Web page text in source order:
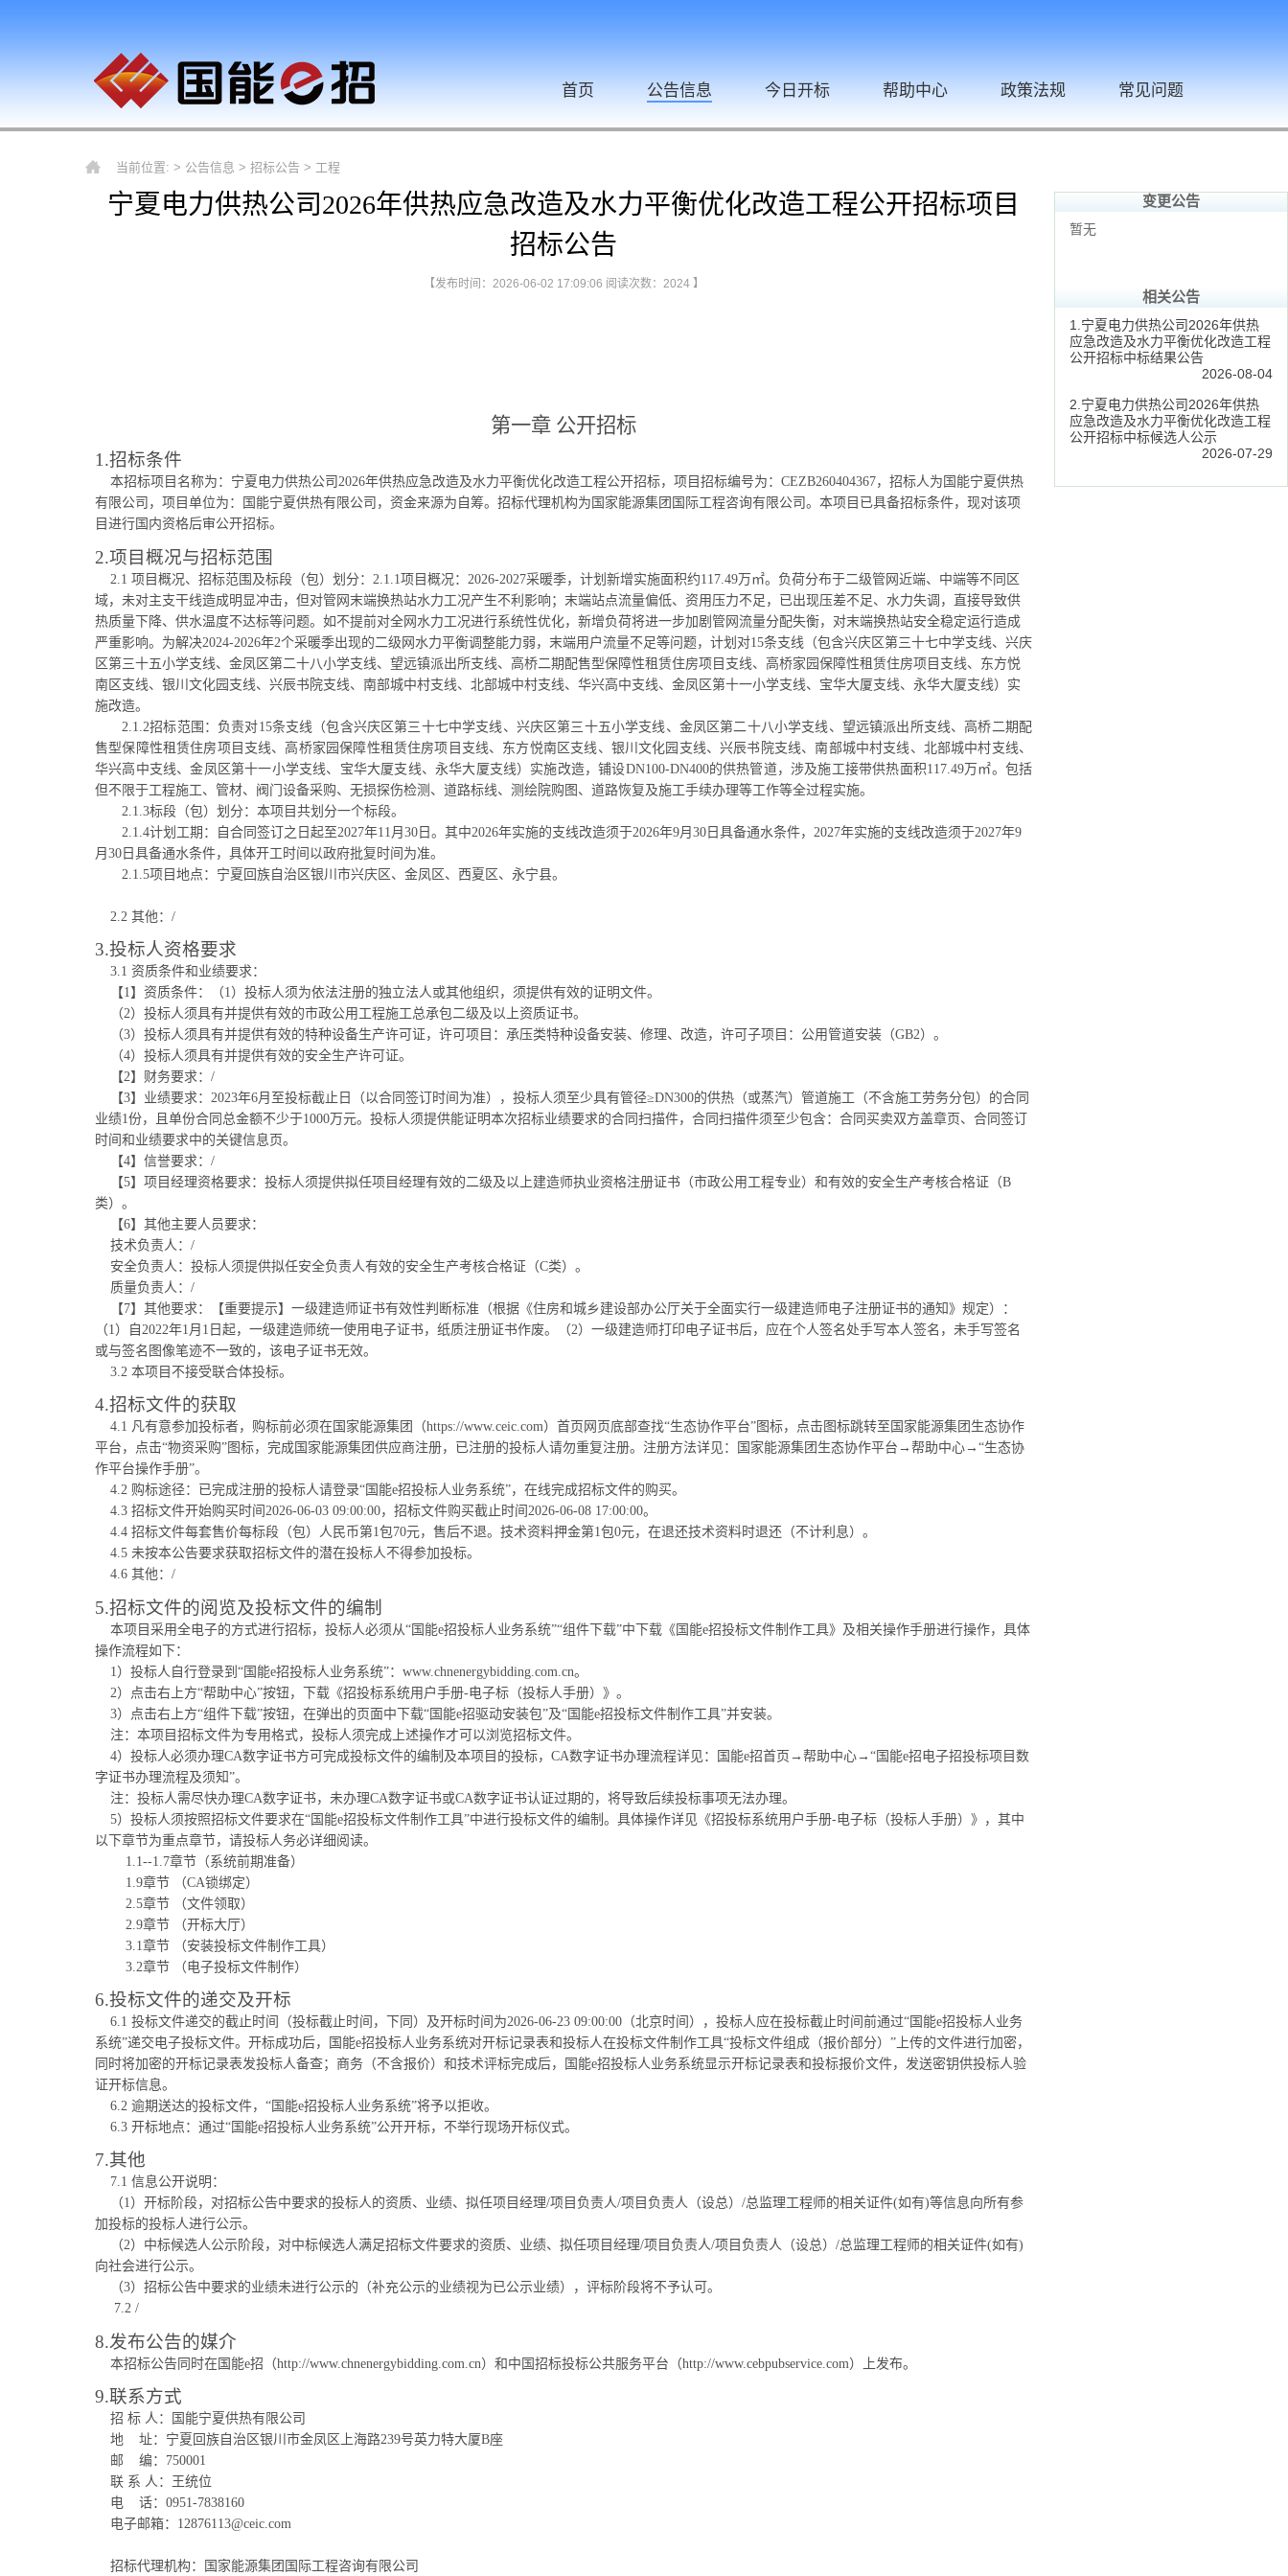
首页 公告信息 今日开标 帮助中心 政策法规 常见问题
变更公告
暂无
相关公告
1.宁夏电力供热公司2026年供热
应急改造及水力平衡优化改造工程
公开招标中标结果公告
2026-08-04
2.宁夏电力供热公司2026年供热
应急改造及水力平衡优化改造工程
公开招标中标候选人公示
2026-07-29
当前位置: > 公告信息 > 招标公告 > 工程
宁夏电力供热公司2026年供热应急改造及水力平衡优化改造工程公开招标项目
招标公告
【发布时间：2026-06-02 17:09:06 阅读次数： 2024 】
第一章 公开招标
1.招标条件
本招标项目名称为：宁夏电力供热公司2026年供热应急改造及水力平衡优化改造工程公开招标，项目招标编号为：CEZB260404367，招标人为国能宁夏供热
有限公司，项目单位为：国能宁夏供热有限公司，资金来源为自筹。招标代理机构为国家能源集团国际工程咨询有限公司。本项目已具备招标条件，现对该项
目进行国内资格后审公开招标。
2.项目概况与招标范围
2.1 项目概况、招标范围及标段（包）划分： 2.1 .1项目概况： 2026-2027采暖季，计划新增实施面积约117.49万㎡。负荷分布于二级管网近端、中端等不同区
域，未对主支干线造成明显冲击，但对管网末端换热站水力工况产生不利影响；末端站点流量偏低、资用压力不足，已出现压差不足、水力失调，直接导致供
热质量下降、供水温度不达标等问题。如不提前对全网水力工况进行系统性优化，新增负荷将进一步加剧管网流量分配失衡，对末端换热站安全稳定运行造成
严重影响。为解决2024-2026年2个采暖季出现的二级网水力平衡调整能力弱，末端用户流量不足等问题，计划对15条支线（包含兴庆区第三十七中学支线、兴庆
区第三十五小学支线、金凤区第二十八小学支线、望远镇派出所支线、高桥二期配售型保障性租赁住房项目支线、高桥家园保障性租赁住房项目支线、东方悦
南区支线、银川文化园支线、兴辰书院支线、南部城中村支线、北部城中村支线、华兴高中支线、金凤区第十一小学支线、宝华大厦支线、永华大厦支线）实
施改造。
2.1.2招标范围：负责对15条支线（包含兴庆区第三十七中学支线、兴庆区第三十五小学支线、金凤区第二十八小学支线、望远镇派出所支线、高桥二期配
售型保障性租赁住房项目支线、高桥家园保障性租赁住房项目支线、东方悦南区支线、银川文化园支线、兴辰书院支线、南部城中村支线、北部城中村支线、
华兴高中支线、金凤区第十一小学支线、宝华大厦支线、永华大厦支线）实施改造，铺设DN100-DN400的供热管道，涉及施工接带供热面积117.49万㎡。包括
但不限于工程施工、管材、阀门设备采购、无损探伤检测、道路标线、测绘院购图、道路恢复及施工手续办理等工作等全过程实施。
2.1.3标段（包）划分：本项目共划分一个标段。
2. 1.4计划工期 ： 自合同签订之日起至2027年11月30日。其中2026年实施的支线改造须于2026年9月30日具备通水条件，2027年实施的支线改造须于2027年9
月30日具备通水条件，具体开工时间以政府批复时间为准。
2. 1 5项目地点： 宁夏回族自治区银川市兴庆区、金凤区、西夏区、永宁县。
2.2 其他：/
3.投标人资格要求
3.1 资质条件和业绩要求：
【1】资质条件：（1）投标人须为依法注册的独立法人或其他组织，须提供有效的证明文件。
（2）投标人须具有并提供有效的市政公用工程施工总承包二级及以上资质证书。
（3）投标人须具有并提供有效的特种设备生产许可证，许可项目：承压类特种设备安装、修理、改造，许可子项目：公用管道安装（GB2）。
（4）投标人须具有并提供有效的安全生产许可证。
【2】财务要求：/
【3】业绩要求：2023年6月至投标截止日（以合同签订时间为准），投标人须至少具有管径≥DN300的供热（或蒸汽）管道施工（不含施工劳务分包）的合同
业绩1份，且单份合同总金额不少于1000万元。投标人须提供能证明本次招标业绩要求的合同扫描件，合同扫描件须至少包含：合同买卖双方盖章页、合同签订
时间和业绩要求中的关键信息页。
【4】信誉要求：/
【5】项目经理资格要求：投标人须提供拟任项目经理有效的二级及以上建造师执业资格注册证书（市政公用工程专业）和有效的安全生产考核合格证（B
类）。
【6】其他主要人员要求：
技术负责人：/
安全负责人：投标人须提供拟任安全负责人有效的安全生产考核合格证（C类）。
质量负责人：/
【7】其他要求：【重要提示】一级建造师证书有效性判断标准（根据《住房和城乡建设部办公厅关于全面实行一级建造师电子注册证书的通知》规定）：
（1）自2022年1月1日起，一级建造师统一使用电子证书，纸质注册证书作废。（2）一级建造师打印电子证书后，应在个人签名处手写本人签名，未手写签名
或与签名图像笔迹不一致的，该电子证书无效。
3.2 本项目不接受联合体投标。
4.招标文件的获取
4.1 凡有意参加投标者，购标前必须在国家能源集团（https://www.ceic.com）首页网页底部查找“生态协作平台”图标，点击图标跳转至国家能源集团生态协作
平台，点击“物资采购”图标，完成国家能源集团供应商注册，已注册的投标人请勿重复注册。注册方法详见：国家能源集团生态协作平台→帮助中心→“生态协
作平台操作手册”。
4.2 购标途径：已完成注册的投标人请登录“国能e招投标人业务系统”，在线完成招标文件的购买。
4.3 招标文件开始购买时间2026-06-03 09:00:00，招标文件购买截止时间2026-06-08 17:00:00。
4.4 招标文件每套售价每标段（包）人民币第1包70元，售后不退。技术资料押金第1包0元，在退还技术资料时退还（不计利息）。
4.5 未按本公告要求获取招标文件的潜在投标人不得参加投标。
4.6 其他：/
5.招标文件的阅览及投标文件的编制
本项目采用全电子的方式进行招标，投标人必须从“国能e招投标人业务系统”“组件下载”中下载《国能e招投标文件制作工具》及相关操作手册进行操作，具体
操作流程如下：
1）投标人自行登录到“国能e招投标人业务系统”：www.chnenergybidding.com.cn。
2）点击右上方“帮助中心”按钮，下载《招投标系统用户手册-电子标（投标人手册）》。
3）点击右上方“组件下载”按钮，在弹出的页面中下载“国能e招驱动安装包”及“国能e招投标文件制作工具”并安装。
注：本项目招标文件为专用格式，投标人须完成上述操作才可以浏览招标文件。
4）投标人必须办理CA数字证书方可完成投标文件的编制及本项目的投标，CA数字证书办理流程详见：国能e招首页→帮助中心→“国能e招电子招投标项目数
字证书办理流程及须知”。
注：投标人需尽快办理CA数字证书，未办理CA数字证书或CA数字证书认证过期的，将导致后续投标事项无法办理。
5）投标人须按照招标文件要求在“国能e招投标文件制作工具”中进行投标文件的编制。具体操作详见《招投标系统用户手册-电子标（投标人手册）》，其中
以下章节为重点章节，请投标人务必详细阅读。
1.1--1.7章节（系统前期准备）
1.9章节 （CA锁绑定）
2.5章节 （文件领取）
2.9章节 （开标大厅）
3.1章节 （安装投标文件制作工具）
3.2章节 （电子投标文件制作）
6.投标文件的递交及开标
6.1 投标文件递交的截止时间（投标截止时间，下同）及开标时间为2026-06-23 09:00:00（北京时间），投标人应在投标截止时间前通过“国能e招投标人业务
系统”递交电子投标文件。开标成功后，国能e招投标人业务系统对开标记录表和投标人在投标文件制作工具“投标文件组成（报价部分）”上传的文件进行加密，
同时将加密的开标记录表发投标人备查；商务（不含报价）和技术评标完成后，国能e招投标人业务系统显示开标记录表和投标报价文件，发送密钥供投标人验
证开标信息。
6.2 逾期送达的投标文件，“国能e招投标人业务系统”将予以拒收。
6.3 开标地点：通过“国能e招投标人业务系统”公开开标，不举行现场开标仪式。
7.其他
7.1 信息公开说明：
（1）开标阶段，对招标公告中要求的投标人的资质、业绩、拟任项目经理/项目负责人/项目负责人（设总）/总监理工程师的相关证件(如有)等信息向所有参
加投标的投标人进行公示。
（2）中标候选人公示阶段，对中标候选人满足招标文件要求的资质、业绩、拟任项目经理/项目负责人/项目负责人（设总）/总监理工程师的相关证件(如有)
向社会进行公示。
（3）招标公告中要求的业绩未进行公示的（补充公示的业绩视为已公示业绩），评标阶段将不予认可。
7.2 /
8.发布公告的媒介
本招标公告同时在国能e招（http://www.chnenergybidding.com.cn）和中国招标投标公共服务平台（http://www.cebpubservice.com）上发布。
9.联系方式
招 标 人：国能宁夏供热有限公司
地
址：宁夏回族自治区银川市金凤区上海路239号英力特大厦B座
邮
编：750001
联 系 人：王统位
电
话：0951-7838160
电子邮箱：12876113@ceic.com
招标代理机构：国家能源集团国际工程咨询有限公司